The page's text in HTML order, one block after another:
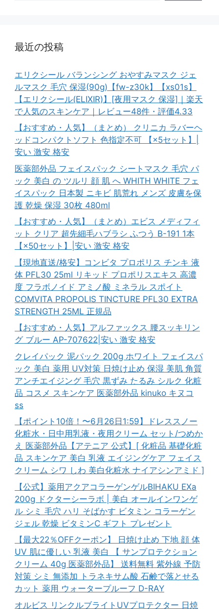
最近の投稿
エリクシール バランシング おやすみマスク ジェ
ルマスク 毛穴 保湿(90g)【fw-z30k】【xs01s】
【エリクシール(ELIXIR)】[夜用マスク 保湿]｜楽天
で人気のスキンケア｜レビュー48件・評価4.33
【おすすめ・人気】（まとめ） クリニカ ラバーヘ
ッドコンパクトソフト 色指定不可 【×5セット】|
安い 激安 格安
医薬部外品 フェイスパック シートマスク 毛穴 パ
ック 美白 の ツルリ 顔 肌 へ WHITH WHITE フェ
イスパック 日本製 ニキビ 肌荒れ メンズ 皮膚を保
護 乾燥 保湿 30枚 480ml
【おすすめ・人気】（まとめ）エビス メディフィ
ット クリア 超先細毛ハブラシ ふつう B-191 1本
【×50セット】|安い 激安 格安
【現地直送/格安】コンビタ プロポリス チンキ 液
体 PFL30 25ml リキッド プロポリスエキス 高濃
度 フラボノイド アミノ酸 ミネラル スポイト
COMVITA PROPOLIS TINCTURE PFL30 EXTRA
STRENGTH 25ML 正規品
【おすすめ・人気】アルファックス 腰スッキリン
グ ブルー AP-707622|安い 激安 格安
クレイパック 泥パック 200g ホワイト フェイスパ
ック 美白 薬用 UV対策 日焼け止め 保湿 美肌 角質
アンチエイジング 毛穴 黒ずみ たるみ シルク 化粧
品 コスメ スキンケア 医薬部外品 kinuko キヌコ
ss
【ポイント10倍！〜6月26日1:59】ドレススノー
化粧水・日中用乳液・夜用クリーム セット/つめか
え 医薬部外品【アテニア 公式】[ 化粧品 基礎化粧
品 スキンケア 美白 乳液 エイジングケア フェイス
クリーム シワ しわ 美白化粧水 ナイアシンアミド ]
【公式】薬用アクアコラーゲンゲルBIHAKU EXa
200g ドクターシーラボ | 美白 オールインワンゲ
ル シミ 毛穴 ハリ そばかす ビタミン コラーゲン
ジェル 乾燥 ビタミンC ギフト プレゼント
【最大22％OFFクーポン】 日焼け止め 下地 顔 体
UV 肌に優しい 乳液 美白 【 サンプロテクション
クリーム 40g 医薬部外品】 送料無料 紫外線 予防
対策 シミ 無添加 トラネキサム酸 石鹸で落とせる
カット 薬用 ウォータープルーフ D-RAY
オルビス リンクルブライトUVプロテクター 日焼